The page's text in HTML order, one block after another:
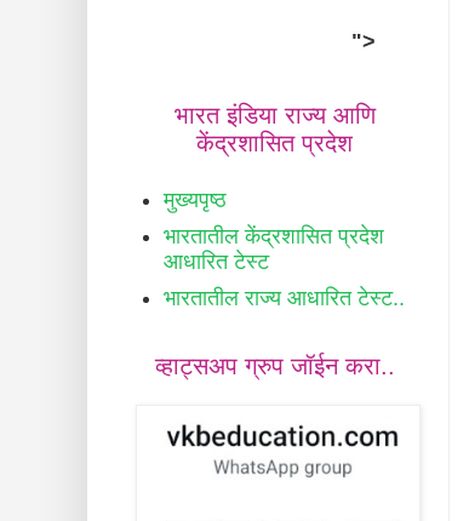
भारत इंडिया राज्य आणि
केंद्रशासित प्रदेश
मुख्यपृष्ठ
भारतातील केंद्रशासित प्रदेश
आधारित टेस्ट
भारतातील राज्य आधारित टेस्ट..
व्हाट्सअप ग्रुप जॉईन करा..